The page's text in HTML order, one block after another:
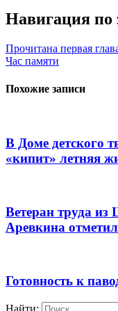
Навигация по
Прочитана первая
Час памяти
Похожие записи
В Доме детского
«кипит» летняя
Ветеран труда
Аревкина
Готовность к